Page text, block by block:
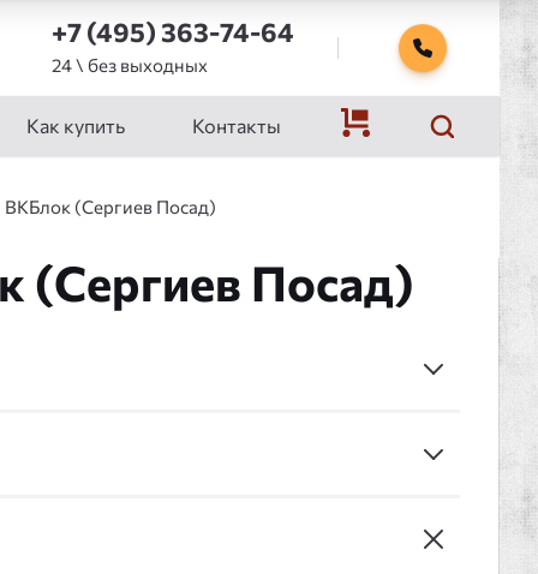
+7 (495) 363-74-64
24 \ без выходных
Как купить Контакты
ВКБлок (Сергиев Посад)
(Сергиев Посад)